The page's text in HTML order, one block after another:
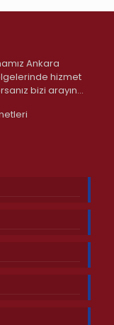
Ankara
hizmet
bizi arayın…